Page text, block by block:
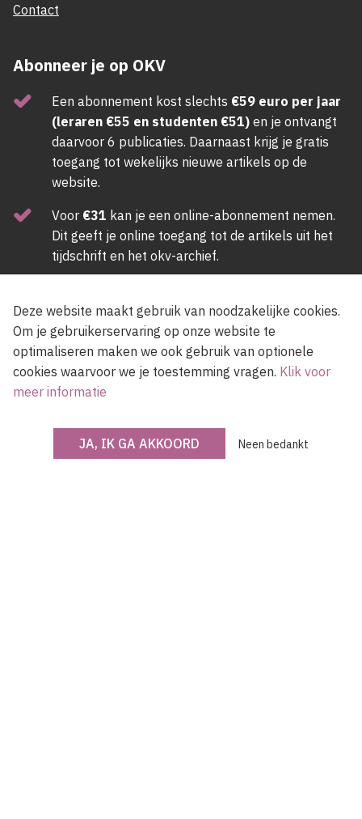
Contact
Abonneer je op OKV
Een abonnement kost slechts €59 euro per jaar
(leraren €55 en studenten €51) en je ontvangt
daarvoor 6 publicaties. Daarnaast krijg je gratis
toegang tot wekelijks nieuwe artikels op de
website.
Voor €31 kan je een online-abonnement nemen.
Dit geeft je online toegang tot de artikels uit het
tijdschrift en het okv-archief.
Newsletter
Voer een e-mailadres in, lees en accepteer de gebruiksvoorwaarden van de
Deze website maakt gebruik van noodzakelijke cookies.
Om je gebruikerservaring op onze website te
optimaliseren maken we ook gebruik van optionele
cookies waarvoor we je toestemming vragen. Klik voor
meer informatie
JA, IK GA AKKOORD Neen bedankt